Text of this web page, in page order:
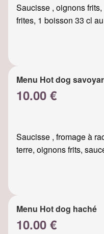
Saucisse , oignons
frites, 1 boisson 33 cl
Menu Hot dog
10.00 €
Saucisse , fromage à
terre, oignons frits,
Menu Hot dog haché
10.00 €